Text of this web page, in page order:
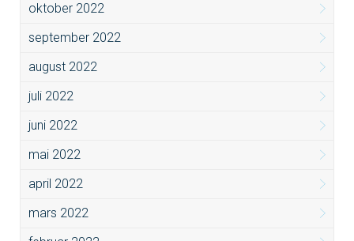
oktober 2022
september 2022
august 2022
juli 2022
juni 2022
mai 2022
april 2022
mars 2022